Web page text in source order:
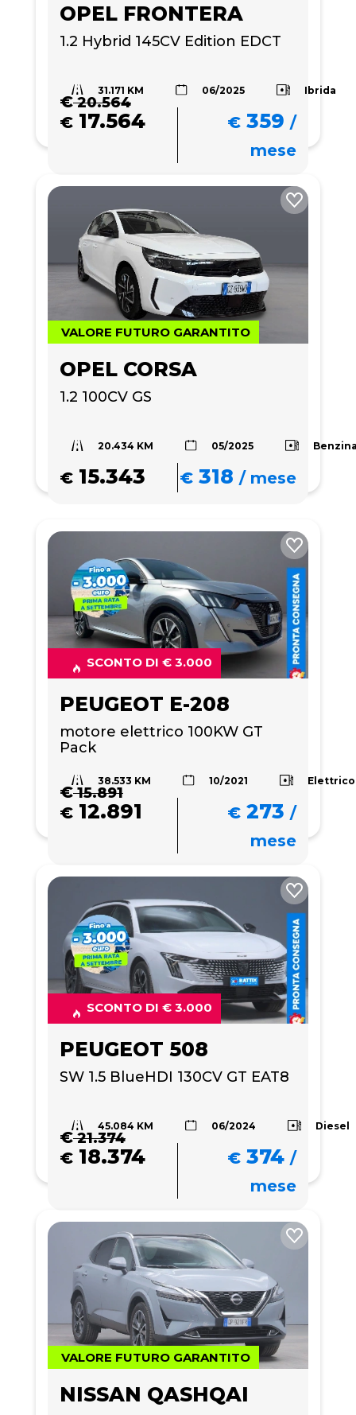
OPEL FRONTERA
1.2 Hybrid 145CV Edition EDCT
31.171 KM 06/2025 Ibrida
€20.564
€ 17.564 € 359 /
mese
VALORE FUTURO GARANTITO
OPEL CORSA
1.2 100CV GS
20.434 KM 05/2025
€ 15.343 € 318 /mese
SCONTO DI € 3.000
PEUGEOT E-208
motore elettrico 100KW GT
Pack
38.533 KM 10/2021 Elettrico
€15.891
€ 12.891 € 273 /
mese
SCONTO DI € 3.000
PEUGEOT 508
SW 1.5 BlueHDI 130CV GT EAT8
45.084 KM 06/2024 Diesel
€21.374
€ 18.374 € 374 /
mese
VALORE FUTURO GARANTITO
NISSAN QASHQAI